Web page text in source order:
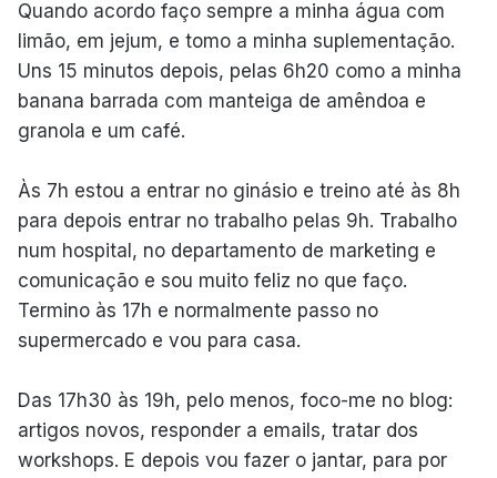
Quando acordo faço sempre a minha água com
limão, em jejum, e tomo a minha suplementação.
Uns 15 minutos depois, pelas 6h20 como a minha
banana barrada com manteiga de amêndoa e
granola e um café.
Às 7h estou a entrar no ginásio e treino até às 8h
para depois entrar no trabalho pelas 9h. Trabalho
num hospital, no departamento de marketing e
comunicação e sou muito feliz no que faço.
Termino às 17h e normalmente passo no
supermercado e vou para casa.
Das 17h30 às 19h, pelo menos, foco-me no blog:
artigos novos, responder a emails, tratar dos
workshops. E depois vou fazer o jantar, para por